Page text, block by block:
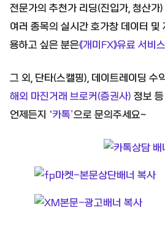
전문가의 추천가 리딩(진입가, 청산가
여러 종목의 실시간 호가창 데이터 및
용하고 싶은 분은《개미FX》유료 서비스
그 외, 단타(스캘핑), 데이트레이딩 수
해외 마진거래 브로커(증권사) 정보
언제든지 ‘카톡’으로 문의주세요~